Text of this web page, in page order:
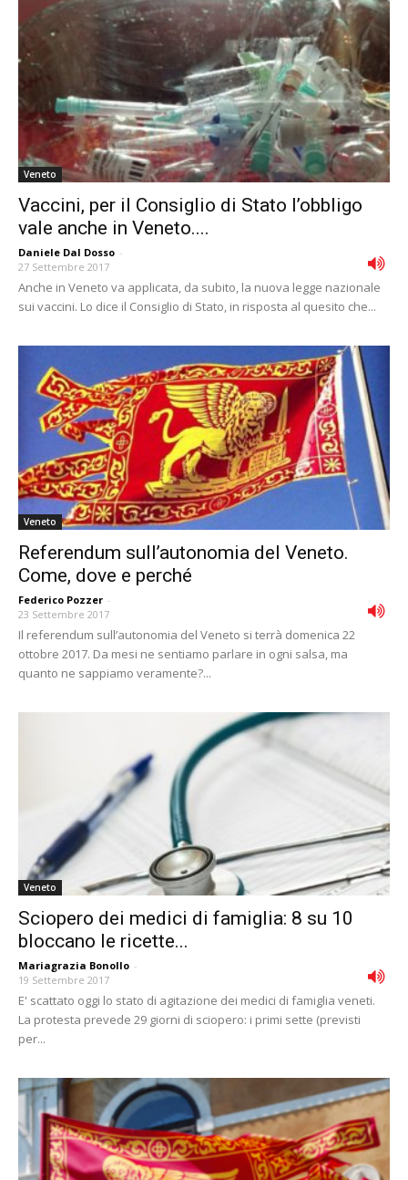
Veneto
Vaccini, per il Consiglio di Stato l’obbligo
vale anche in Veneto....
Daniele Dal Dosso -
27 Settembre 2017
Anche in Veneto va applicata, da subito, la nuova legge nazionale
sui vaccini. Lo dice il Consiglio di Stato, in risposta al quesito che...
Veneto
Referendum sull’autonomia del Veneto.
Come, dove e perché
Federico Pozzer -
23 Settembre 2017
Il referendum sull’autonomia del Veneto si terrà domenica 22
ottobre 2017. Da mesi ne sentiamo parlare in ogni salsa, ma
quanto ne sappiamo veramente?...
Veneto
Sciopero dei medici di famiglia: 8 su 10
bloccano le ricette...
Mariagrazia Bonollo -
19 Settembre 2017
E' scattato oggi lo stato di agitazione dei medici di famiglia veneti.
La protesta prevede 29 giorni di sciopero: i primi sette (previsti
per...